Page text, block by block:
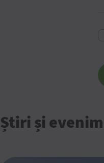
Știri și